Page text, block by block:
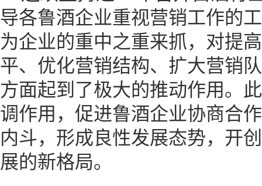
导各鲁酒企业重视营销工作的
为企业的重中之重来抓，对提
平、优化营销结构、扩大营销
方面起到了极大的推动作用。
调作用，促进鲁酒企业协商合
内斗，形成良性发展态势，开
展的新格局。